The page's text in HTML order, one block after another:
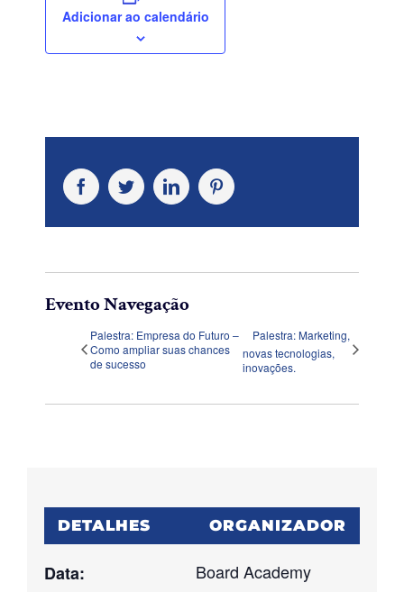
Adicionar ao calendário
FacebookTwitterLinkedInPinterest
Evento Navegação
Palestra: Empresa do Futuro –
Como ampliar suas chances
de sucesso
Palestra: Marketing,
novas tecnologias,
inovações.
DETALHES
Data:
ORGANIZADOR
Board Academy